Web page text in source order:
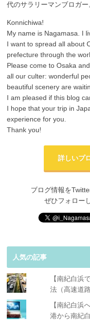
代のサラリーマンブロガー
Konnichiwa!
My name is Nagamasa. I
I want to spread all about
prefecture through the
Please come to Osaka
all our culter: wonderful
beautiful scenery are
I am pleased if this blog
I hope that your trip in
experience for you.
Thank you!
詳しいプ
ブログ情報を
ぜひフォロー
人気の記事
【南紀白浜
法（高速道路
【南紀白浜
港から南紀